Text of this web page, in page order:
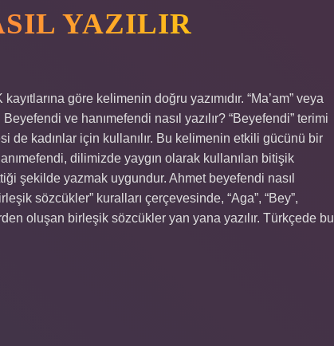
YAZILIR
göre kelimenin doğru yazımıdır. “Ma’am” veya
Beyefendi ve hanımefendi nasıl yazılır? “Beyefendi” terimi
de kadınlar için kullanılır. Bu kelimenin etkili gücünü bir
dilimizde yaygın olarak kullanılan bitişik
şekilde yazmak uygundur. Ahmet beyefendi nasıl
sözcükler” kuralları çerçevesinde, “Aga”, “Bey”,
oluşan birleşik sözcükler yan yana yazılır. Türkçede bu